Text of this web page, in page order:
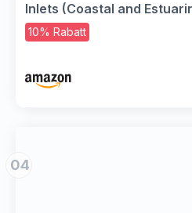
Inlets (Coastal and
29)
10% Rabatt
04